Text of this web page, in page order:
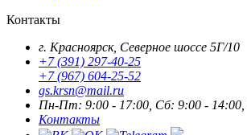
Контакты
г. Красноярск, Северное шоссе 5Г/10
+7 (391) 297-40-25
+7 (967) 604-25-52
gs.krsn@mail.ru
Пн-Пт: 9:00 - 17:00, Сб: 9:00 -
Контакты